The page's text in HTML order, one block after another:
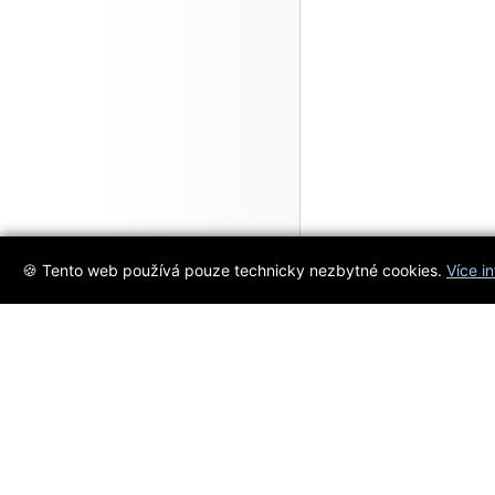
🍪 Tento web používá pouze technicky nezbytné cookies. Více